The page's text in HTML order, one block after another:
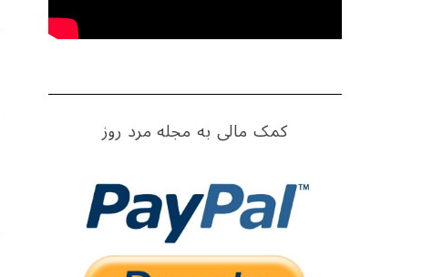
کمک مالی به مجله مرد روز